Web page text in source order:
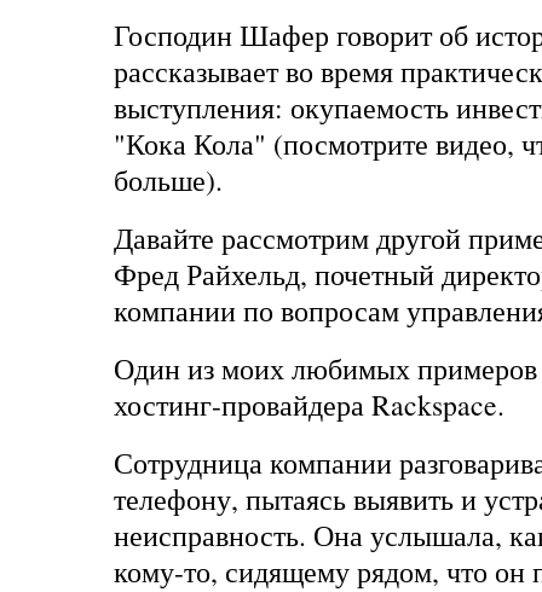
Господин Шафер говорит об
рассказывает во время
выступления: окупаемость
"Кока Кола" (посмотрите видео,
больше).
Давайте рассмотрим другой
Фред Райхельд, почетный
компании по вопросам
Один из моих любимых
хостинг-провайдера Rackspace.
Сотрудница компании
телефону, пытаясь выявить и
неисправность. Она услышала,
кому-то, сидящему рядом, что он